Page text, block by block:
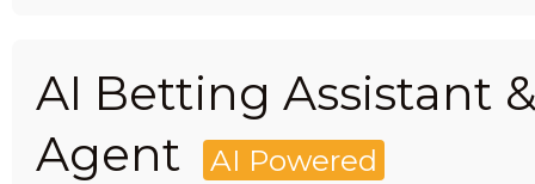
AI Betting Assistant
Agent
AI Powered